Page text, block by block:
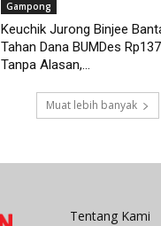
Gampong
Keuchik Jurong Binjee
Tahan Dana BUMDes
Tanpa Alasan,...
Muat lebih banyak
Tentang Kami